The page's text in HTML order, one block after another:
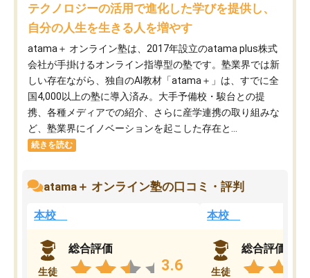
テクノロジーの活用で進化した学びを提供し、
自分の人生を生きる人を増やす
atama＋ オンライン塾は、2017年設立のatama plus株式
会社が手掛けるオンライン指導型の塾です。塾業界では新
しい存在ながら、独自のAI教材「atama＋」は、すでに全
国4,000以上の塾に導入済み。大手予備校・駿台との提
携、各種メディアでの紹介、さらに産学連携の取り組みな
ど、塾業界にイノベーションを起こした存在と...
続きを読む
atama＋ オンライン塾の口コミ・評判
本校
生徒
総合評価
3.6
本校
生徒
総合評価